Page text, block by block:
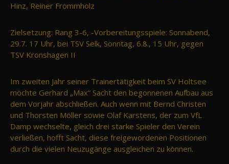
Hinz, Reiner Frommholz
Zielsetzung: Rang 3-6, -Vorbereitungsspiele: Sonnabend,
29.7. 17 Uhr, bei TSV Selk, Sonntag, 6.8., 15 Uhr, gegen
TSV Kronshagen II
Im zweiten Jahr seiner Trainertätigkeit beim SV Holtsee
möchte Gerhard „Max“ Sacht den begonnenen Aufbau aus
dem Vorjahr abschließen. Auch wenn mit Bernd Christen
und Thorsten Möller sowie Olaf Karstens, der zum VfL
Damp wechselte, gleich drei starke Spieler den Verein
verließen, hofft Sacht, diese freigewordenen Positionen
durch die vielen Neuzugänge ausgleichen zu können.